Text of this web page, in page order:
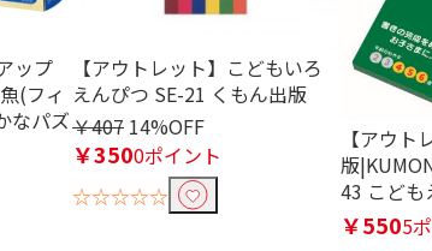
ップ
(フィ
なパズ
【アウトレット】こどもいろ
えんぴつ SE-21 くもん出版
￥407 14%OFF
￥3500ポイント
☆☆☆☆☆
【アウト
版
43 こども
￥5505